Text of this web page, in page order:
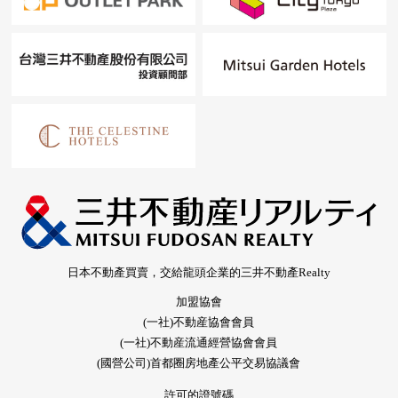
日本不動產買賣，交給龍頭企業的三井不動產Realty
加盟協會
(一社)不動産協會會員
(一社)不動産流通經營協會會員
(國營公司)首都圈房地產公平交易協議會
許可的證號碼